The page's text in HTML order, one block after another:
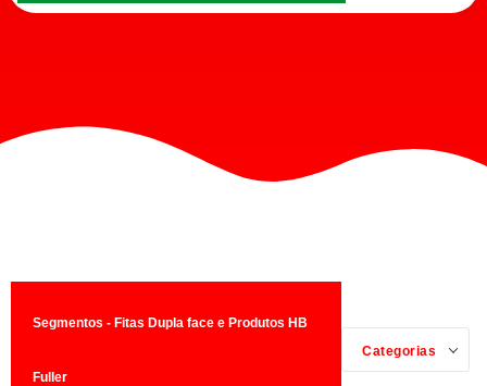
Segmentos - Fitas Dupla face e Produtos HB
Fuller
Categorias